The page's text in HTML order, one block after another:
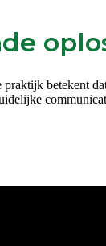
betekent